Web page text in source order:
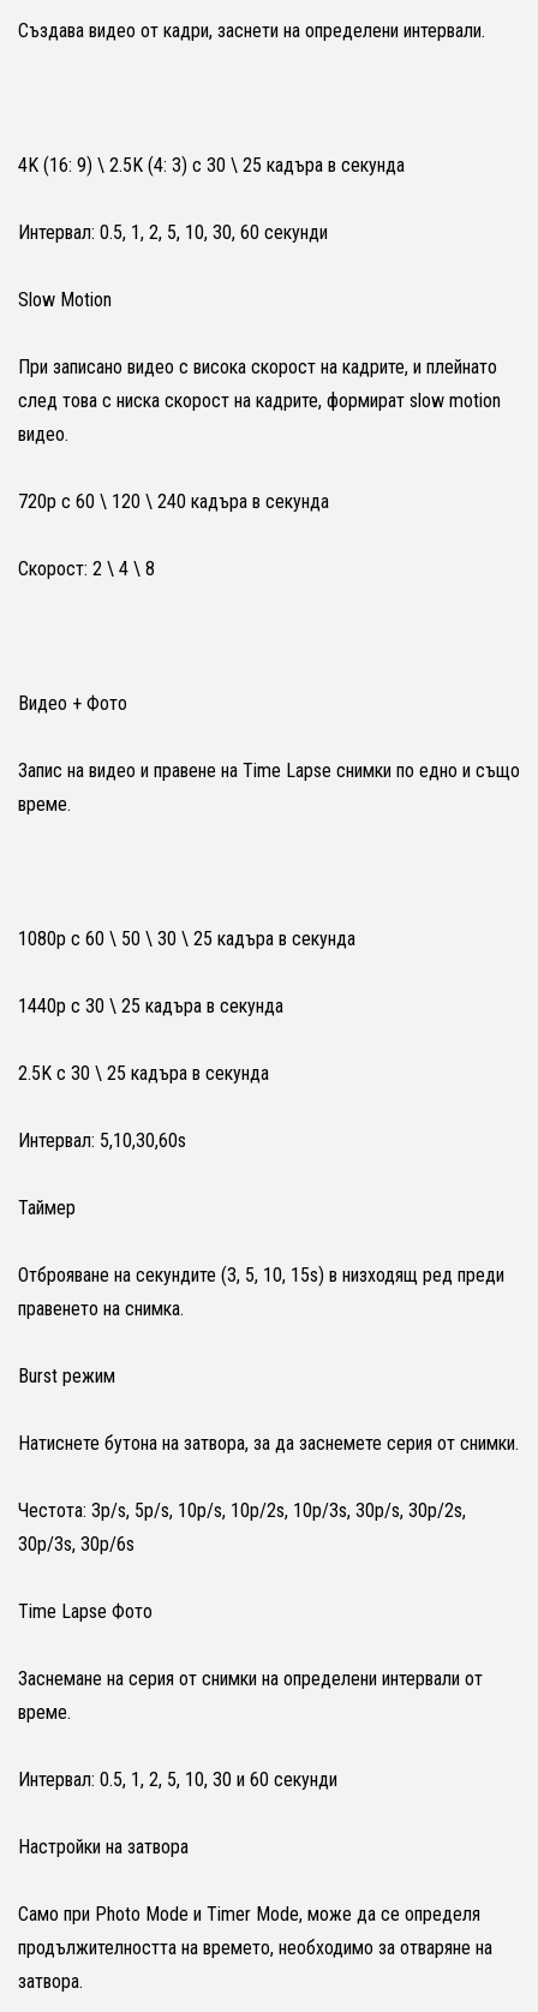
Създава видео от кадри, заснети на определени интервали.
4K (16: 9) \ 2.5K (4: 3) с 30 \ 25 кадъра в секунда
Интервал: 0.5, 1, 2, 5, 10, 30, 60 секунди
Slow Motion
При записано видео с висока скорост на кадрите, и плейнато
след това с ниска скорост на кадрите, формират slow motion
видео.
720p с 60 \ 120 \ 240 кадъра в секунда
Скорост: 2 \ 4 \ 8
Видео + Фото
Запис на видео и правене на Time Lapse снимки по едно и също
време.
1080p с 60 \ 50 \ 30 \ 25 кадъра в секунда
1440p с 30 \ 25 кадъра в секунда
2.5K с 30 \ 25 кадъра в секунда
Интервал: 5,10,30,60s
Таймер
Отброяване на секундите (3, 5, 10, 15s) в низходящ ред преди
правенето на снимка.
Burst режим
Натиснете бутона на затвора, за да заснемете серия от снимки.
Честота: 3p/s, 5p/s, 10p/s, 10p/2s, 10p/3s, 30p/s, 30p/2s,
30p/3s, 30p/6s
Time Lapse Фото
Заснемане на серия от снимки на определени интервали от
време.
Интервал: 0.5, 1, 2, 5, 10, 30 и 60 секунди
Настройки на затвора
Само при Photo Mode и Timer Mode, може да се определя
продължителността на времето, необходимо за отваряне на
затвора.